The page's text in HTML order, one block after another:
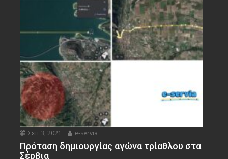
Σεπ 3, 2021 e-servia
Πρόταση δημιουργίας αγώνα τρίαθλου στα
Σέρβια